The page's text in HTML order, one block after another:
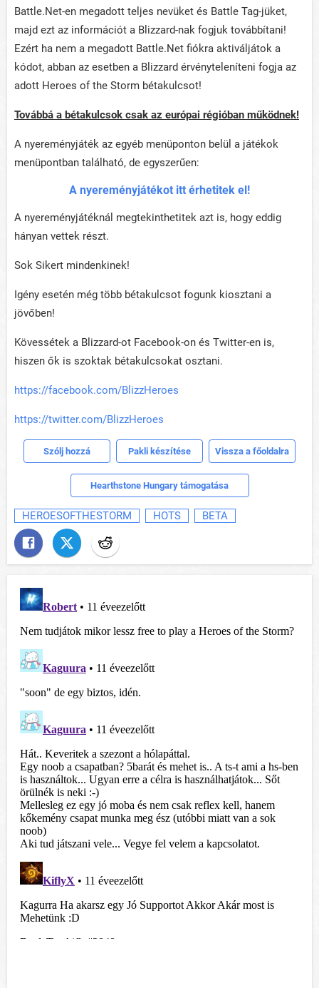
Battle.Net-en megadott teljes nevüket és Battle Tag-jüket,
majd ezt az információt a Blizzard-nak fogjuk továbbítani!
Ezért ha nem a megadott Battle.Net fiókra aktiváljátok a
kódot, abban az esetben a Blizzard érvényteleníteni fogja az
adott Heroes of the Storm bétakulcsot!
Továbbá a bétakulcsok csak az európai régióban működnek!
A nyereményjáték az egyéb menüponton belül a játékok
menüpontban található, de egyszerűen:
A nyereményjátékot itt érhetitek el!
A nyereményjátéknál megtekinthetitek azt is, hogy eddig
hányan vettek részt.
Sok Sikert mindenkinek!
Igény esetén még több bétakulcsot fogunk kiosztani a
jövőben!
Kövessétek a Blizzard-ot Facebook-on és Twitter-en is,
hiszen ők is szoktak bétakulcsokat osztani.
https://facebook.com/BlizzHeroes
https://twitter.com/BlizzHeroes
Szólj hozzá Pakli készítése Vissza a főoldalra
Hearthstone Hungary támogatása
HEROESOFTHESTORM HOTS BETA